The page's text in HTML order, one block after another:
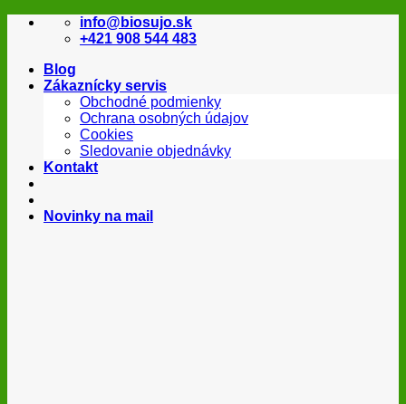
Skip
info@biosujo.sk
+421 908 544 483
Blog
Zákaznícky servis
Obchodné podmienky
Ochrana osobných údajov
Cookies
Sledovanie objednávky
Kontakt
Novinky na mail